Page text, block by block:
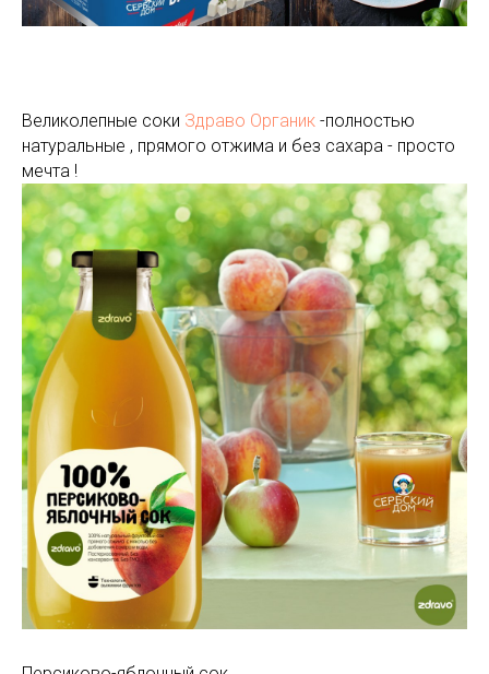
Великолепные соки Здраво Органик -полностью
натуральные , прямого отжима и без сахара - просто
мечта !